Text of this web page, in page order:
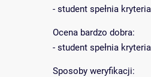
- student spełnia
Ocena bardzo dobra:
- student spełnia
Sposoby weryfikacji: